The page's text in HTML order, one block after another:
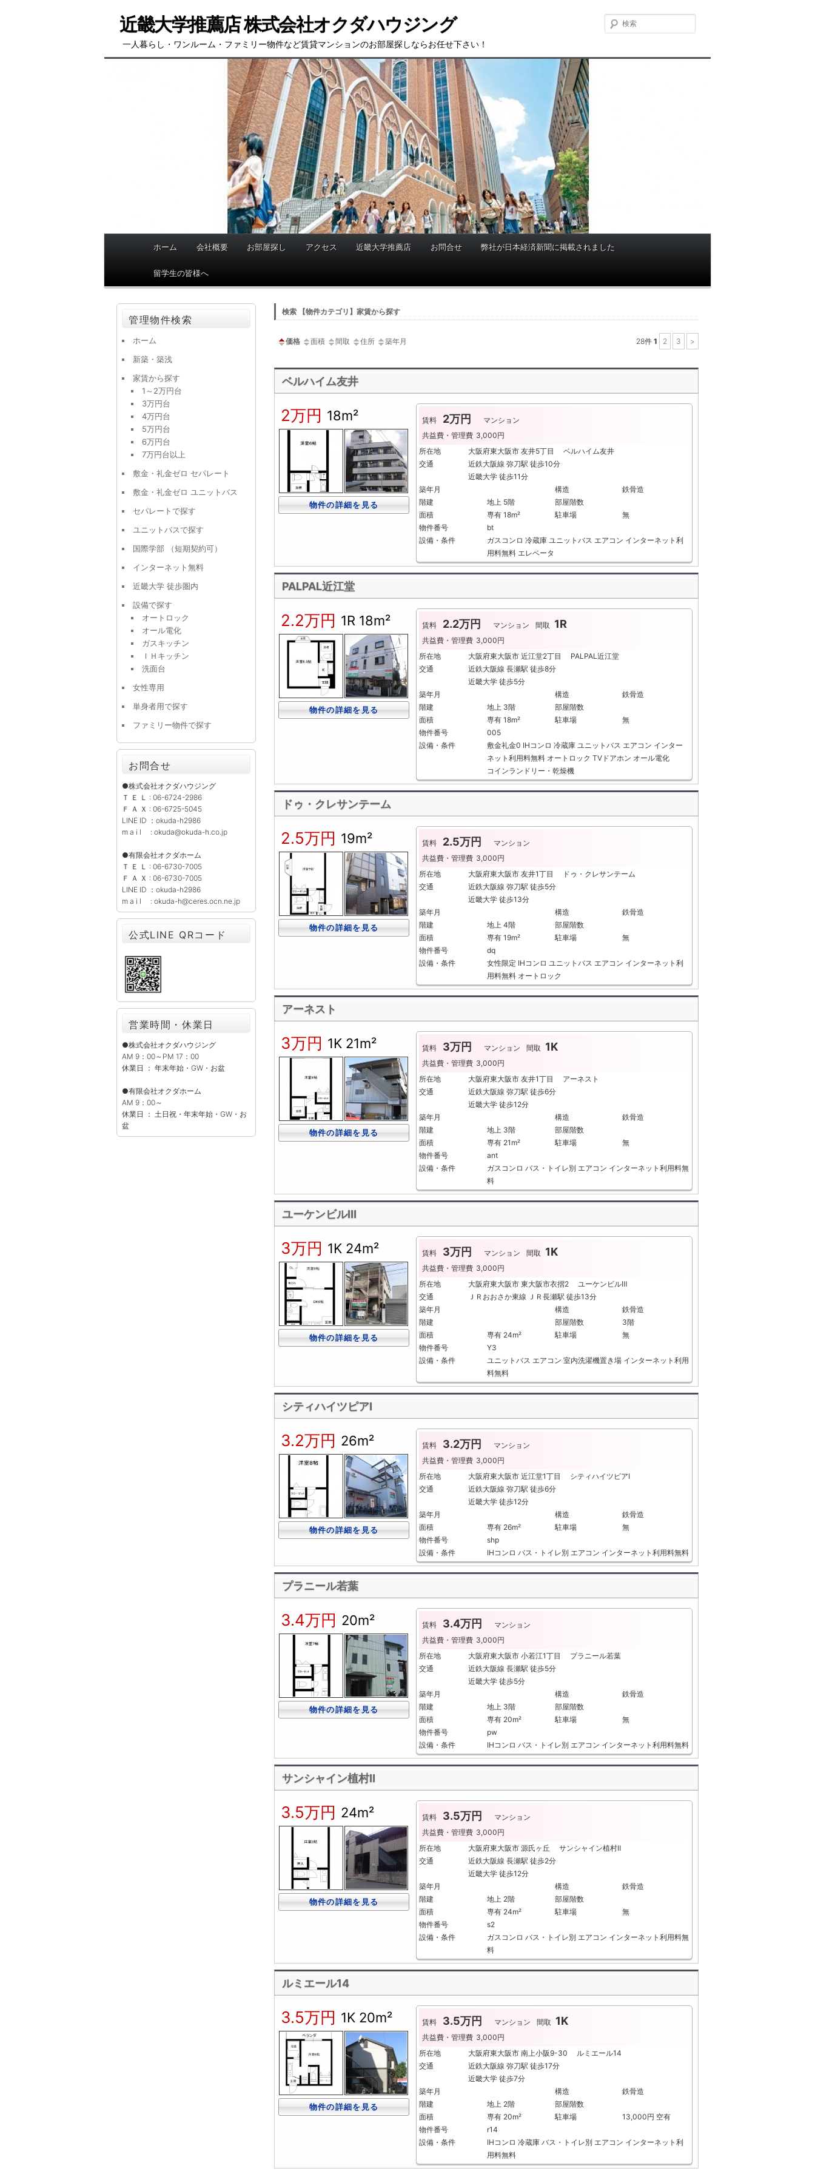
近畿大学推薦店 株式会社オクダハウジング
一人暮らし・ワンルーム・ファミリー物件など賃貸マンションのお部屋探しならお任せ下さい！
メ
ホーム 会社概要 お部屋探し アクセス 近畿大学推薦店 お問合せ 弊社が日本経済新聞に掲載されました
留学生の皆様へ
検索 【物件カテゴリ】家賃から探す
価格 面積 間取 住所 築年月 28件 1 2 3 >
ベルハイム友井
2万円 18m²
物件の詳細を見る
賃料 2万円
マンション
共益費・管理費 3,000円
所在地
大阪府東大阪市 友井5丁目 ベルハイム友井
交通
近鉄大阪線 弥刀駅 徒歩10分
近畿大学 徒歩11分
築年月
構造
鉄骨造
階建
地上 5階
部屋階数
面積
専有 18m² 駐車場
無
物件番号
bt
設備・条件
ガスコンロ 冷蔵庫 ユニットバス エアコン インターネット利
用料無料 エレベータ
PALPAL近江堂
2.2万円 1R 18m²
物件の詳細を見る
賃料 2.2万円 マンション 間取 1R
共益費・管理費 3,000円
所在地
大阪府東大阪市 近江堂2丁目 PALPAL近江堂
交通
近鉄大阪線 長瀬駅 徒歩8分
近畿大学 徒歩5分
築年月
構造
鉄骨造
階建
地上 3階
部屋階数
面積
専有 18m² 駐車場
無
物件番号
005
設備・条件
敷金礼金0 IHコンロ 冷蔵庫 ユニットバス エアコン インター
ネット利用料無料 オートロック TVドアホン オール電化
コインランドリー・乾燥機
ドゥ・クレサンテーム
2.5万円 19m²
物件の詳細を見る
賃料 2.5万円
マンション
共益費・管理費 3,000円
所在地
大阪府東大阪市 友井1丁目 ドゥ・クレサンテーム
交通
近鉄大阪線 弥刀駅 徒歩5分
近畿大学 徒歩13分
築年月
構造
鉄骨造
階建
地上 4階
部屋階数
面積
専有 19m² 駐車場
無
物件番号
dq
設備・条件
女性限定 IHコンロ ユニットバス エアコン インターネット利
用料無料 オートロック
アーネスト
3万円 1K 21m²
物件の詳細を見る
賃料 3万円 マンション 間取 1K
共益費・管理費 3,000円
所在地
大阪府東大阪市 友井1丁目 アーネスト
交通
近鉄大阪線 弥刀駅 徒歩6分
近畿大学 徒歩12分
築年月
構造
鉄骨造
階建
地上 3階
部屋階数
面積
専有 21m² 駐車場
無
物件番号
ant
設備・条件
ガスコンロ バス・トイレ別 エアコン インターネット利用料無
料
ユーケンビルⅢ
3万円 1K 24m²
物件の詳細を見る
賃料 3万円 マンション 間取 1K
共益費・管理費 3,000円
所在地
大阪府東大阪市 東大阪市衣摺2 ユーケンビルⅢ
交通
ＪＲおおさか東線 ＪＲ長瀬駅 徒歩13分
築年月
構造
鉄骨造
階建
部屋階数
3階
面積
専有 24m² 駐車場
無
物件番号
Y3
設備・条件
ユニットバス エアコン 室内洗濯機置き場 インターネット利用
料無料
シティハイツピアⅠ
3.2万円 26m²
物件の詳細を見る
賃料 3.2万円
マンション
共益費・管理費 3,000円
所在地
大阪府東大阪市 近江堂1丁目 シティハイツピアⅠ
交通
近鉄大阪線 弥刀駅 徒歩6分
近畿大学 徒歩12分
築年月
構造
鉄骨造
面積
専有 26m² 駐車場
無
物件番号
shp
設備・条件
IHコンロ バス・トイレ別 エアコン インターネット利用料無料
プラニール若葉
3.4万円 20m²
物件の詳細を見る
賃料 3.4万円
マンション
共益費・管理費 3,000円
所在地
大阪府東大阪市 小若江1丁目 プラニール若葉
交通
近鉄大阪線 長瀬駅 徒歩5分
近畿大学 徒歩5分
築年月
構造
鉄骨造
階建
地上 3階
部屋階数
面積
専有 20m² 駐車場
無
物件番号
pw
設備・条件
IHコンロ バス・トイレ別 エアコン インターネット利用料無料
サンシャイン植村Ⅱ
3.5万円 24m²
物件の詳細を見る
賃料 3.5万円
マンション
共益費・管理費 3,000円
所在地
大阪府東大阪市 源氏ヶ丘 サンシャイン植村Ⅱ
交通
近鉄大阪線 長瀬駅 徒歩2分
近畿大学 徒歩12分
築年月
構造
鉄骨造
階建
地上 2階
部屋階数
面積
専有 24m² 駐車場
無
物件番号
s2
設備・条件
ガスコンロ バス・トイレ別 エアコン インターネット利用料無
料
ルミエール14
3.5万円 1K 20m²
物件の詳細を見る
賃料 3.5万円 マンション 間取 1K
共益費・管理費 3,000円
所在地
大阪府東大阪市 南上小阪9-30 ルミエール14
交通
近鉄大阪線 弥刀駅 徒歩17分
近畿大学 徒歩7分
築年月
構造
鉄骨造
階建
地上 2階
部屋階数
面積
専有 20m² 駐車場
13,000円 空有
物件番号
r14
設備・条件
IHコンロ 冷蔵庫 バス・トイレ別 エアコン インターネット利
用料無料
管理物件検索
ホーム
新築・築浅
家賃から探す
1～2万円台
3万円台
4万円台
5万円台
6万円台
7万円台以上
敷金・礼金ゼロ セパレート
敷金・礼金ゼロ ユニットバス
セパレートで探す
ユニットバスで探す
国際学部 （短期契約可）
インターネット無料
近畿大学 徒歩圏内
設備で探す
オートロック
オール電化
ガスキッチン
ＩＨキッチン
洗面台
女性専用
単身者用で探す
ファミリー物件で探す
お問合せ
●株式会社オクダハウジング
Ｔ Ｅ Ｌ : 06-6724-2986
Ｆ Ａ Ｘ : 06-6725-5045
LINE ID ：okuda-h2986
m a i l : okuda@okuda-h.co.jp
●有限会社オクダホーム
Ｔ Ｅ Ｌ : 06-6730-7005
Ｆ Ａ Ｘ : 06-6730-7005
LINE ID ：okuda-h2986
m a i l : okuda-h@ceres.ocn.ne.jp
公式LINE QRコード
営業時間・休業日
●株式会社オクダハウジング
AM 9：00～PM 17：00
休業日 ： 年末年始・GW・お盆
●有限会社オクダホーム
AM 9：00～
休業日 ： 土日祝・年末年始・GW・お
盆